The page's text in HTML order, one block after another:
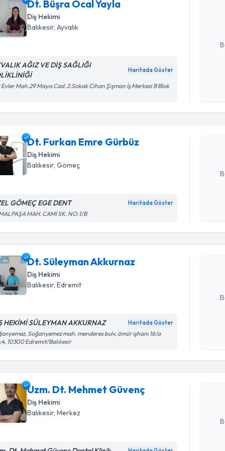
Dt. Büşra Öcal Yayla
Diş Hekimi
Balıkesir, Ayvalık
AĞIZ VE DİŞ SAĞLIĞI
Haritada Göster
Evler Mah.29 Mayıs Cad. 2.Sokak Cihan Şişman İş Merkezi B Blok
Dt. Furkan Emre Gürbüz
Diş Hekimi
Balıkesir, Gömeç
GÖMEÇ EGE DENT Haritada Göster
MAH. CAMİ SK. NO:1/B
Dt. Süleyman Akkurnaz
Diş Hekimi
Balıkesir, Edremit
HEKİMİ SÜLEYMAN AKKURNAZ Haritada Göster
Soğanyemez mah. menderes bulv, ömür işhanı 16/a
10300 Edremit/Balıkesir
Dt.
Size bu
Uzm. Dt. Mehmet Güvenç
Diş Hekimi
Balıkesir, Merkez